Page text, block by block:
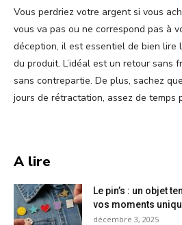
Vous perdriez votre argent si vous
vous va pas ou ne correspond pas à
déception, il est essentiel de bien lire
du produit. L’idéal est un retour sans
sans contrepartie. De plus, sachez
jours de rétractation, assez de temps
A lire
Le pin’s : un objet
vos moments
décembre 3, 2025